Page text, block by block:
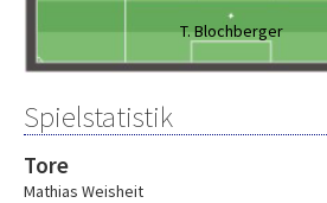
T. Blochberger
Spielstatistik
Tore
Mathias Weisheit